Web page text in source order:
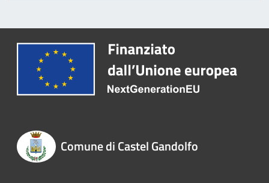
Comune di Castel Gandolfo